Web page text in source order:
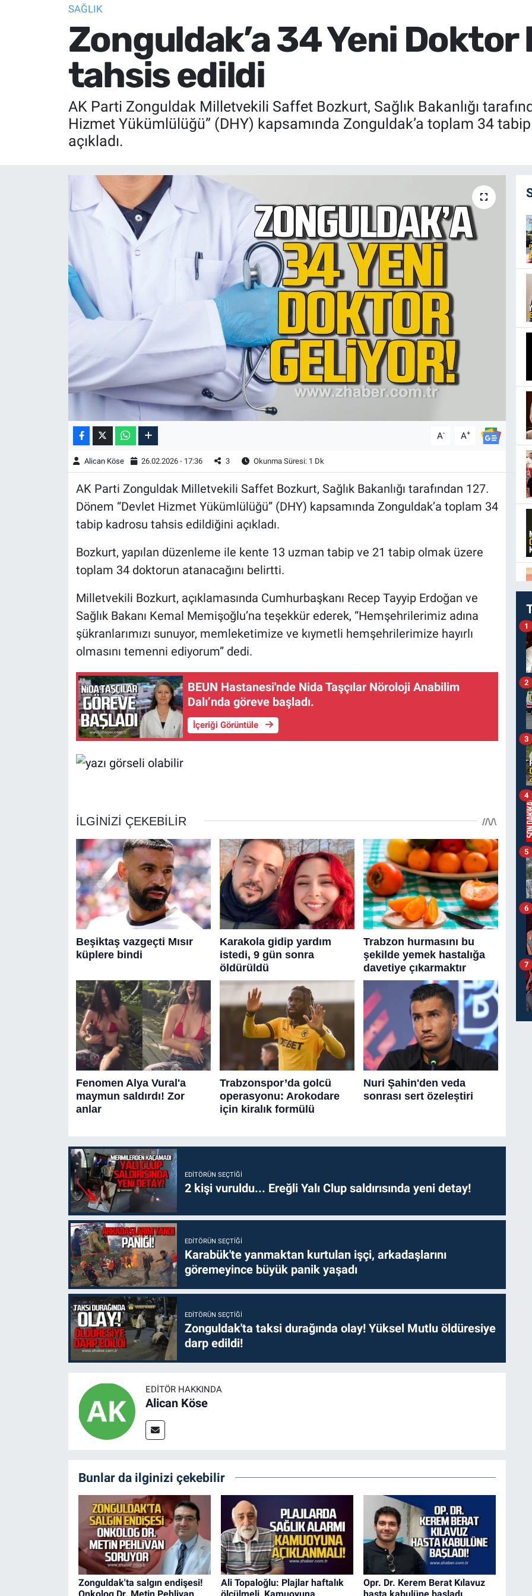
SAĞLIK
Zonguldak’a 34 Yeni
tahsis edildi
AK Parti Zonguldak Milletvekili Saffet Bozkurt, Sağlık Bakanlığı
Hizmet Yükümlülüğü” (DHY) kapsamında Zonguldak’a toplam 34
açıkladı.
A- A+
Alican Köse 26.02.2026 - 17:36 3 Okunma Süresi: 1 Dk
AK Parti Zonguldak Milletvekili Saffet Bozkurt, Sağlık Bakanlığı tarafından 127.
Dönem “Devlet Hizmet Yükümlülüğü” (DHY) kapsamında Zonguldak’a toplam 34
tabip kadrosu tahsis edildiğini açıkladı.
Bozkurt, yapılan düzenleme ile kente 13 uzman tabip ve 21 tabip olmak üzere
toplam 34 doktorun atanacağını belirtti.
Milletvekili Bozkurt, açıklamasında Cumhurbaşkanı Recep Tayyip Erdoğan ve
Sağlık Bakanı Kemal Memişoğlu’na teşekkür ederek, “Hemşehrilerimiz adına
şükranlarımızı sunuyor, memleketimize ve kıymetli hemşehrilerimize hayırlı
olmasını temenni ediyorum” dedi.
BEUN Hastanesi'nde Nida Taşçılar Nöroloji Anabilim
Dalı’nda göreve başladı.
İçeriği Görüntüle
EDITÖRÜN SEÇTIĞI
2 kişi vuruldu... Ereğli Yalı Clup saldırısında yeni detay!
EDITÖRÜN SEÇTIĞI
Karabük'te yanmaktan kurtulan işçi, arkadaşlarını
göremeyince büyük panik yaşadı
EDITÖRÜN SEÇTIĞI
Zonguldak'ta taksi durağında olay! Yüksel Mutlu öldüresiye
darp edildi!
EDITÖR HAKKINDA
Alican Köse
Bunlar da ilginizi çekebilir
Zonguldak'ta salgın endişesi!
Ali Topaloğlu: Plajlar haftalık
Opr. Dr. Kerem Berat Kılavuz
1
2
3
4
5
6
7